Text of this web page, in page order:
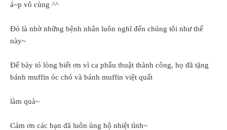
á~p vô cùng ^^
Đó là nhờ những bệnh nhân luôn nghĩ đến chúng tôi như thế
này~
Để bày tỏ lòng biết ơn vì ca phẫu thuật thành công, họ đã tặng
bánh muffin óc chó và bánh muffin việt quất
làm quà~
Cảm ơn các bạn đã luôn ủng hộ nhiệt tình~